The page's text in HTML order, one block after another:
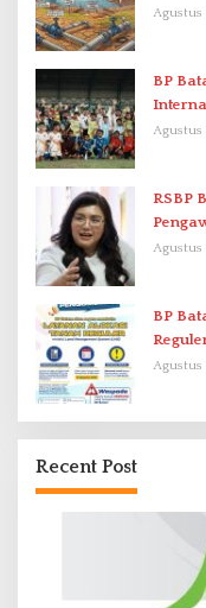
Antar-
Agustus
BP
di
Agustus
RSBP
Agustus
BP
Agustus
Recent Post